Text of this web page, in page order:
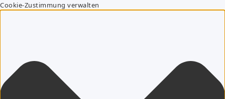
Cookie-Zustimmung verwalten